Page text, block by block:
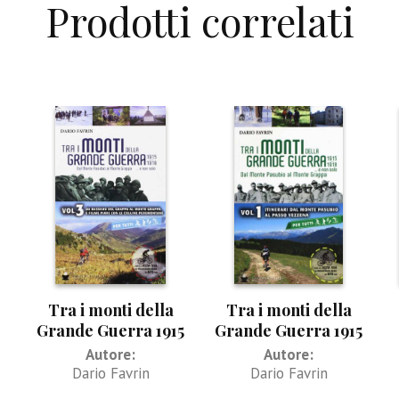
Prodotti correlati
Tra i monti della
Grande Guerra 1915
– 1918 (vol.3°)
Autore:
Dario Favrin
Tra i monti della
Grande Guerra 1915
– 1918 (vol.1°)
Autore:
Dario Favrin